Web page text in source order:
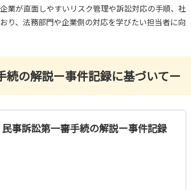
業が直面しやすいリスク管理や訴訟対応の手順、社
り、法務部門や企業側の対応を学びたい担当者に向
の解説ー事件記録に基づいてー
事訴訟第一審手続の解説ー事件記録